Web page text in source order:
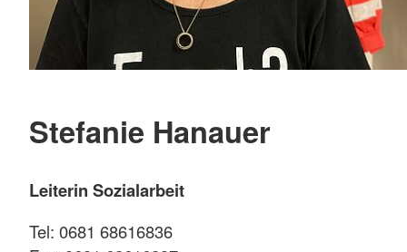
Stefanie Hanauer
Leiterin Sozialarbeit
Tel: 0681 68616836